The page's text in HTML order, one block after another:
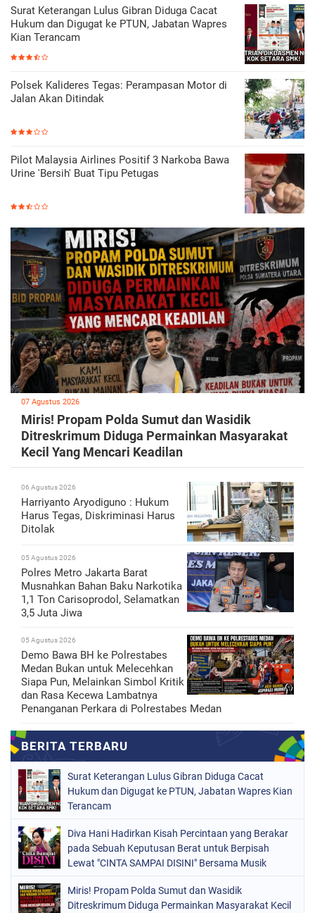
Surat Keterangan Lulus Gibran Diduga Cacat
Hukum dan Digugat ke PTUN, Jabatan Wapres
Kian Terancam
Polsek Kalideres Tegas: Perampasan Motor di
Jalan Akan Ditindak
Pilot Malaysia Airlines Positif 3 Narkoba Bawa
Urine 'Bersih' Buat Tipu Petugas
07 Agustus 2026
Miris! Propam Polda Sumut dan Wasidik
Ditreskrimum Diduga Permainkan Masyarakat
Kecil Yang Mencari Keadilan
06 Agustus 2026
Harriyanto Aryodiguno : Hukum
Harus Tegas, Diskriminasi Harus
Ditolak
05 Agustus 2026
Polres Metro Jakarta Barat
Musnahkan Bahan Baku Narkotika
1,1 Ton Carisoprodol, Selamatkan
3,5 Juta Jiwa
05 Agustus 2026
Demo Bawa BH ke Polrestabes
Medan Bukan untuk Melecehkan
Siapa Pun, Melainkan Simbol Kritik
dan Rasa Kecewa Lambatnya
Penanganan Perkara di Polrestabes Medan
Surat Keterangan Lulus Gibran Diduga Cacat
Hukum dan Digugat ke PTUN, Jabatan Wapres Kian
Terancam
Diva Hani Hadirkan Kisah Percintaan yang Berakar
pada Sebuah Keputusan Berat untuk Berpisah
Lewat "CINTA SAMPAI DISINI" Bersama Musik
Miris! Propam Polda Sumut dan Wasidik
Ditreskrimum Diduga Permainkan Masyarakat Kecil